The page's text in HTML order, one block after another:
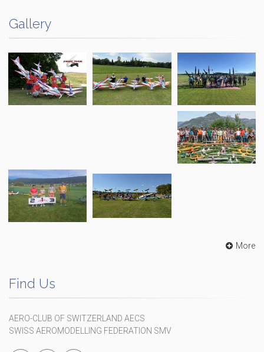
Gallery
More
Find Us
AERO-CLUB OF SWITZERLAND AECS
SWISS AEROMODELLING FEDERATION SMV